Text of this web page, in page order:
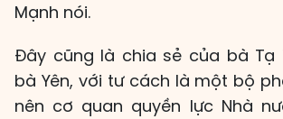
Mạnh nói.
Đây cũng là chia sẻ của bà Tạ
bà Yên, với tư cách là một bộ
nên cơ quan quyền lực Nhà